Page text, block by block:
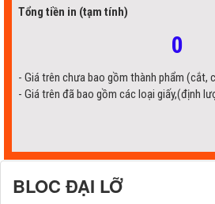
Tổng tiền in (tạm tính)
0
- Giá trên chưa bao gồm thành phẩm (cắt,
- Giá trên đã bao gồm các loại giấy,(định
BLOC ĐẠI LỠ